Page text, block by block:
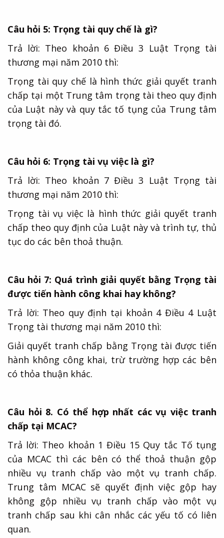
Câu hỏi 5: Trọng tài quy chế là gì?
Trả lời: Theo khoản 6 Điều 3 Luật Trọng tài
thương mại năm 2010 thì:
Trọng tài quy chế là hình thức giải quyết tranh
chấp tại một Trung tâm trọng tài theo quy định
của Luật này và quy tắc tố tụng của Trung tâm
trọng tài đó.
Câu hỏi 6: Trọng tài vụ việc là gì?
Trả lời: Theo khoản 7 Điều 3 Luật Trọng tài
thương mại năm 2010 thì:
Trọng tài vụ việc là hình thức giải quyết tranh
chấp theo quy định của Luật này và trình tự, thủ
tục do các bên thoả thuận.
Câu hỏi 7: Quá trình giải quyết bằng Trọng tài
được tiến hành công khai hay không?
Trả lời: Theo quy định tại khoản 4 Điều 4 Luật
Trọng tài thương mại năm 2010 thì:
Giải quyết tranh chấp bằng Trọng tài được tiến
hành không công khai, trừ trường hợp các bên
có thỏa thuận khác.
Câu hỏi 8. Có thể hợp nhất các vụ việc tranh
chấp tại MCAC?
Trả lời: Theo khoản 1 Điều 15 Quy tắc Tố tụng
của MCAC thì các bên có thể thoả thuận gộp
nhiều vụ tranh chấp vào một vụ tranh chấp.
Trung tâm MCAC sẽ quyết định việc gộp hay
không gộp nhiều vụ tranh chấp vào một vụ
tranh chấp sau khi cân nhắc các yếu tố có liên
quan.